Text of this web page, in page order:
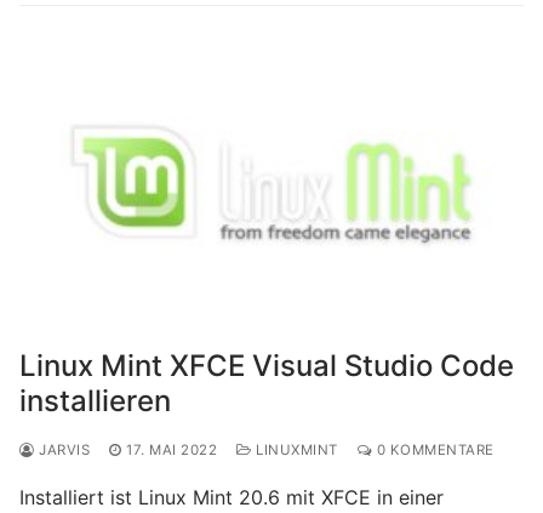
Linux Mint XFCE Visual Studio Code
installieren
JARVIS 17. MAI 2022 LINUXMINT 0 KOMMENTARE
Installiert ist Linux Mint 20.6 mit XFCE in einer